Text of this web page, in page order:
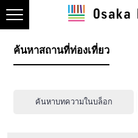
ค้นหาสถานที่ท่องเที่ยว
ค้นหาบทความในบล็อก